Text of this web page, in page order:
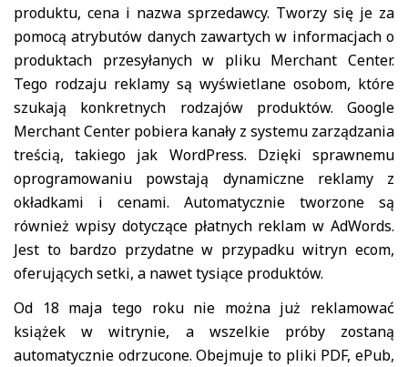
produktu, cena i nazwa sprzedawcy. Tworzy się je za
pomocą atrybutów danych zawartych w informacjach o
produktach przesyłanych w pliku Merchant Center.
Tego rodzaju reklamy są wyświetlane osobom, które
szukają konkretnych rodzajów produktów. Google
Merchant Center pobiera kanały z systemu zarządzania
treścią, takiego jak WordPress. Dzięki sprawnemu
oprogramowaniu powstają dynamiczne reklamy z
okładkami i cenami. Automatycznie tworzone są
również wpisy dotyczące płatnych reklam w AdWords.
Jest to bardzo przydatne w przypadku witryn ecom,
oferujących setki, a nawet tysiące produktów.
Od 18 maja tego roku nie można już reklamować
książek w witrynie, a wszelkie próby zostaną
automatycznie odrzucone. Obejmuje to pliki PDF, ePub,